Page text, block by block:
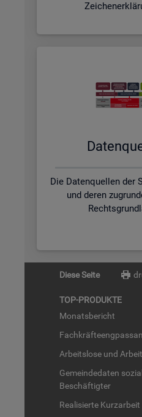
Die Datenquellen der
und deren
Diese Seite
TOP-PRO­DUK­TE
Mo­nats­be­richt
Ar­beits­lo­se und
Ge­mein­de­da­ten
Be­schäf­tig­ter
Rea­li­sier­te